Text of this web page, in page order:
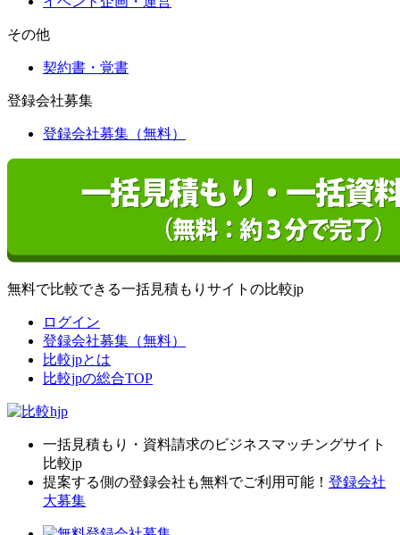
その他
契約書・覚書
登録会社募集
登録会社募集（無料）
無料で比較できる一括見積もりサイトの比較jp
ログイン
登録会社募集（無料）
比較jpとは
比較jpの総合TOP
一括見積もり・資料請求のビジネスマッチングサイト
比較jp
提案する側の登録会社も無料でご利用可能！ 登録会社
大募集